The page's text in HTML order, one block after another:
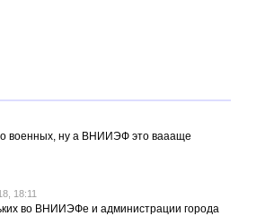
военных, ну а ВНИИЭФ это ваааще
18:11
во ВНИИЭФе и администрации города